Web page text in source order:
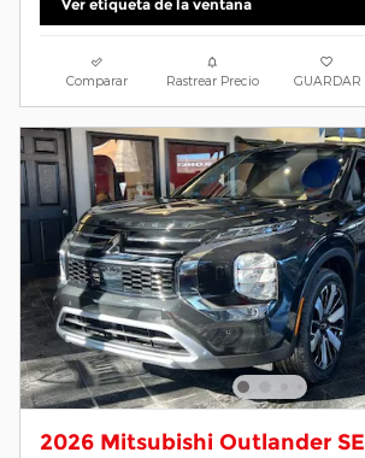
Ver etiqueta de la ventana
Comparar Rastrear Precio GUARDAR
2026 Mitsubishi Outlander SE